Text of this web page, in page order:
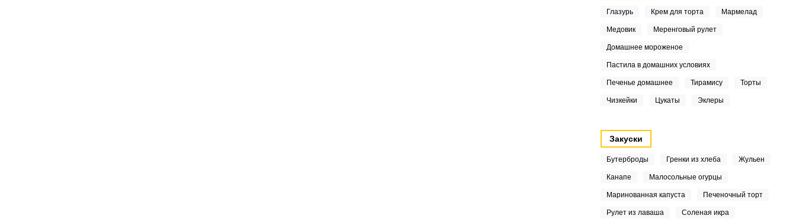
Глазурь Крем для торта Мармелад
Медовик Меренговый рулет
Домашнее мороженое
Пастила в домашних условиях
Печенье домашнее Тирамису Торты
Чизкейки Цукаты Эклеры
Закуски
Бутерброды Гренки из хлеба Жульен
Канапе Малосольные огурцы
Маринованная капуста Печеночный торт
Рулет из лаваша Соленая икра